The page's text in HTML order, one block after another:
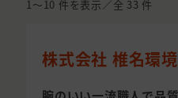
1〜10 件を表示／全 33 件
株式会社 椎名環